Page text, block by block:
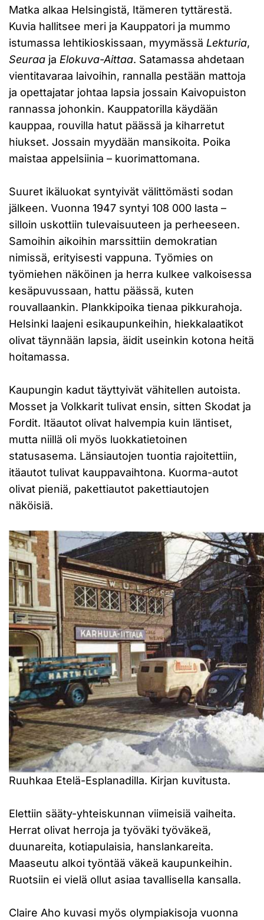
Matka alkaa Helsingistä, Itämeren tyttärestä.
Kuvia hallitsee meri ja Kauppatori ja mummo
istumassa lehtikioskissaan, myymässä Lekturia,
Seuraa ja Elokuva-Aittaa. Satamassa ahdetaan
vientitavaraa laivoihin, rannalla pestään mattoja
ja opettajatar johtaa lapsia jossain Kaivopuiston
rannassa johonkin. Kauppatorilla käydään
kauppaa, rouvilla hatut päässä ja kiharretut
hiukset. Jossain myydään mansikoita. Poika
maistaa appelsiinia – kuorimattomana.
Suuret ikäluokat syntyivät välittömästi sodan
jälkeen. Vuonna 1947 syntyi 108 000 lasta –
silloin uskottiin tulevaisuuteen ja perheeseen.
Samoihin aikoihin marssittiin demokratian
nimissä, erityisesti vappuna. Työmies on
työmiehen näköinen ja herra kulkee valkoisessa
kesäpuvussaan, hattu päässä, kuten
rouvallaankin. Plankkipoika tienaa pikkurahoja.
Helsinki laajeni esikaupunkeihin, hiekkalaatikot
olivat täynnään lapsia, äidit useinkin kotona heitä
hoitamassa.
Kaupungin kadut täyttyivät vähitellen autoista.
Mosset ja Volkkarit tulivat ensin, sitten Skodat ja
Fordit. Itäautot olivat halvempia kuin läntiset,
mutta niillä oli myös luokkatietoinen
statusasema. Länsiautojen tuontia rajoitettiin,
itäautot tulivat kauppavaihtona. Kuorma-autot
olivat pieniä, pakettiautot pakettiautojen
näköisiä.
Ruuhkaa Etelä-Esplanadilla. Kirjan kuvitusta.
Elettiin sääty-yhteiskunnan viimeisiä vaiheita.
Herrat olivat herroja ja työväki työväkeä,
duunareita, kotiapulaisia, hanslankareita.
Maaseutu alkoi työntää väkeä kaupunkeihin.
Ruotsiin ei vielä ollut asiaa tavallisella kansalla.
Claire Aho kuvasi myös olympiakisoja vuonna